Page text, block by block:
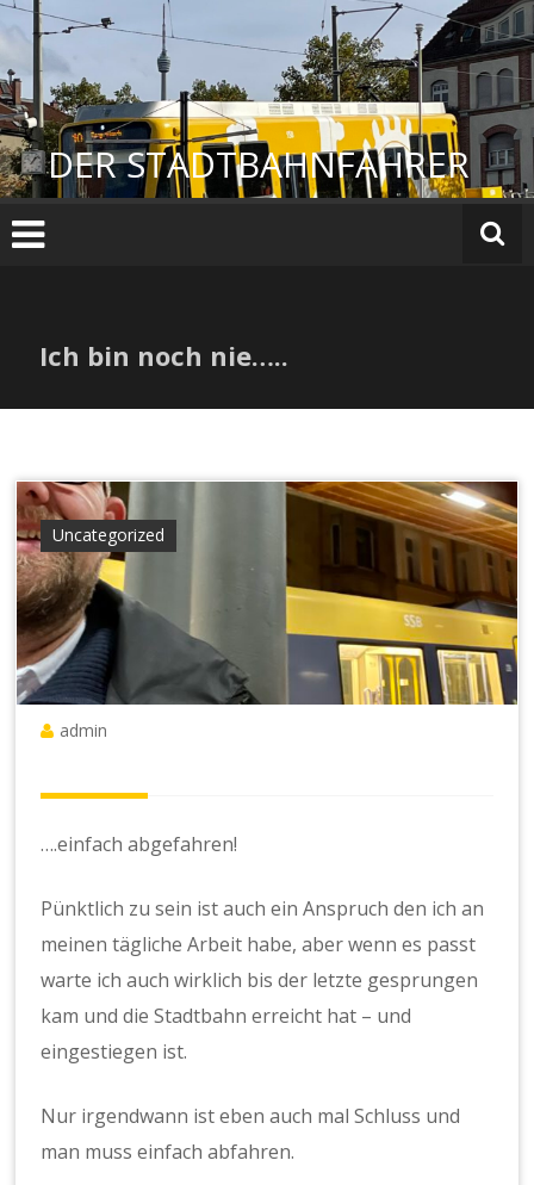
Zum
Inhalt
springen
DER STADTBAHNFAHRER
Ich bin noch nie…..
Uncategorized
admin
….einfach abgefahren!
Pünktlich zu sein ist auch ein Anspruch den ich an
meinen tägliche Arbeit habe, aber wenn es passt
warte ich auch wirklich bis der letzte gesprungen
kam und die Stadtbahn erreicht hat – und
eingestiegen ist.
Nur irgendwann ist eben auch mal Schluss und
man muss einfach abfahren.